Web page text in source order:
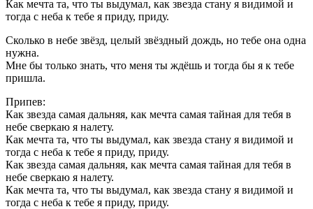
Как мечта та, что ты выдумал, как звезда стану я видимой и
тогда с неба к тебе я приду, приду.
Сколько в небе звёзд, целый звёздный дождь, но тебе она одна
нужна.
Мне бы только знать, что меня ты ждёшь и тогда бы я к тебе
пришла.
Припев:
Как звезда самая дальняя, как мечта самая тайная для тебя в
небе сверкаю я налету.
Как мечта та, что ты выдумал, как звезда стану я видимой и
тогда с неба к тебе я приду, приду.
Как звезда самая дальняя, как мечта самая тайная для тебя в
небе сверкаю я налету.
Как мечта та, что ты выдумал, как звезда стану я видимой и
тогда с неба к тебе я приду, приду.